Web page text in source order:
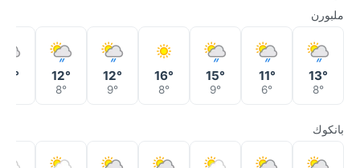
ملبورن
13°
8°
11°
6°
15°
9°
16°
8°
12°
9°
12°
8°
13°
بانكوك